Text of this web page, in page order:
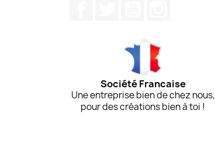
Société Francaise
Une entreprise bien de chez nous,
pour des créations bien à toi !